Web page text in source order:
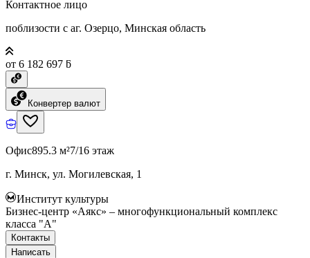
Контактное лицо
поблизости с аг. Озерцо, Минская область
от 6 182 697 ƃ
Конвертер валют
Офис895.3 м²7/16 этаж
г. Минск, ул. Могилевская, 1
Институт культуры
Бизнес-центр «Аякс» – многофункциональный комплекс
класса "А"
Контакты
Написать